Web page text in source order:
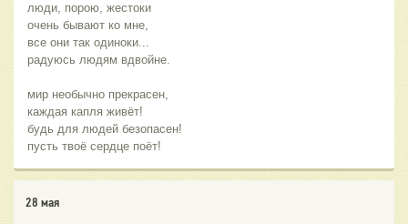
люди, порою, жестоки
очень бывают ко мне,
все они так одиноки...
радуюсь людям вдвойне.
мир необычно прекрасен,
каждая капля живёт!
будь для людей безопасен!
пусть твоё сердце поёт!
28 мая